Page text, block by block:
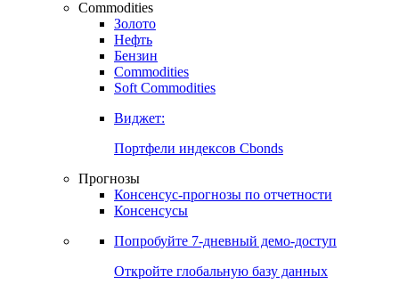
Commodities
Золото
Нефть
Бензин
Commodities
Soft Commodities
Виджет:
Портфели индексов Cbonds
Прогнозы
Консенсус-прогнозы по отчетности
Консенсусы
Попробуйте 7-дневный демо-доступ
Откройте глобальную базу данных